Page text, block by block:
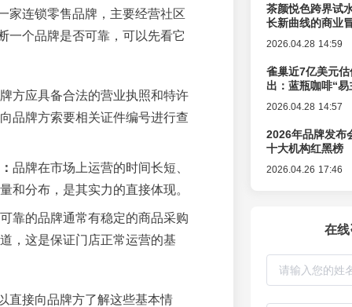
家连锁零售品牌，主要经营社区
一个品牌是否可靠，可以先看它
方应具备合法的营业执照和特许
品牌方索要相关证件编号进行查
品牌在市场上运营的时间长短、
和分布，是其实力的直接体现。
可靠的品牌通常有稳定的商品采购
，这是保证门店正常运营的基
直接向品牌方了解这些基本情
茶颜悦色跨界试
长新曲线的商业
2026.04.28 14:59
雀巢近7亿美元
出：蓝瓶咖啡“
2026.04.28 14:57
2026年品牌发布
十大机构红黑榜
2026.04.26 17:46
在